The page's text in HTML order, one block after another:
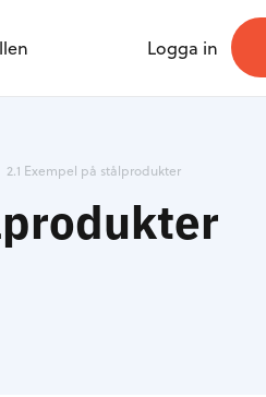
Logga in
2.1 Exempel på stålprodukter